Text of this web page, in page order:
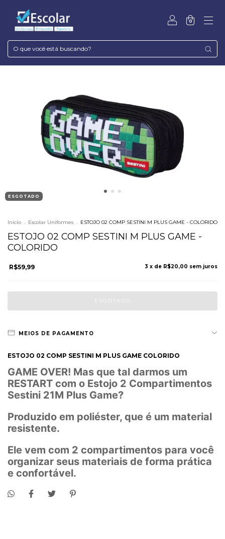
0
ESGOTADO
Início . Escolar Uniformes . ESTOJO 02 COMP SESTINI M PLUS GAME - COLORIDO
ESTOJO 02 COMP SESTINI M PLUS GAME -
COLORIDO
R$59,99 3 x de R$20,00 sem juros
MEIOS DE PAGAMENTO
ESTOJO 02 COMP SESTINI M PLUS GAME COLORIDO
GAME OVER! Mas que tal darmos um
RESTART com o Estojo 2 Compartimentos
Sestini 21M Plus Game?
Produzido em poliéster, que é um material
resistente.
Ele vem com 2 compartimentos para você
organizar seus materiais de forma prática
e confortável.